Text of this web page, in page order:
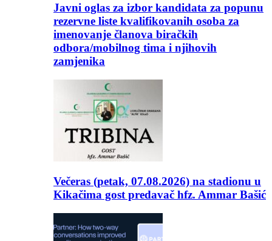
Javni oglas za izbor kandidata za popunu
rezervne liste kvalifikovanih osoba za
imenovanje članova biračkih
odbora/mobilnog tima i njihovih
zamjenika
Večeras (petak, 07.08.2026) na stadionu u
Kikačima gost predavač hfz. Ammar Bašić